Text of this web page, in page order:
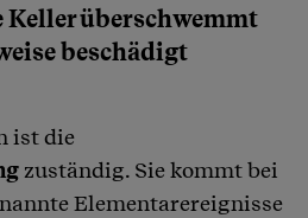
Keller überschwemmt
beschädigt
ist die
zuständig. Sie kommt bei
Elementarereignisse